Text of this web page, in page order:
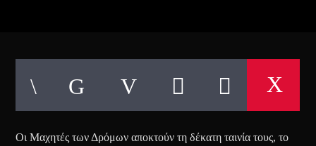
Οι Μαχητές των Δρόμων αποκτούν τη δέκατη ταινία τους, το